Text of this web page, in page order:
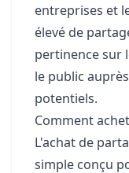
entreprises et
élevé de
pertinence sur
le public
potentiels.
Comment
L'achat de
simple conçu